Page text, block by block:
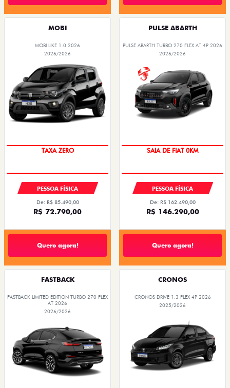
MOBI
MOBI LIKE 1.0 2026
2026/2026
TAXA ZERO
PESSOA FÍSICA
De: R$ 85.490,00
R$ 72.790,00
Quero agora!
PULSE ABARTH
PULSE ABARTH TURBO 270 FLEX AT 4P 2026
2026/2026
SAIA DE FIAT 0KM
PESSOA FÍSICA
De: R$ 162.490,00
R$ 146.290,00
Quero agora!
FASTBACK
FASTBACK LIMITED EDITION TURBO 270 FLEX
AT 2026
2026/2026
CRONOS
CRONOS DRIVE 1.3 FLEX 4P 2026
2025/2026